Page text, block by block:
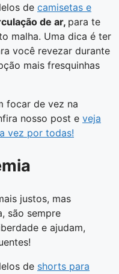
de camisetas e
de ar, para te
malha. Uma dica é ter
você revezar durante
mais fresquinhas
focar de vez na
nosso post e veja
vez por todas!
justos, mas
são sempre
e ajudam,
de shorts para